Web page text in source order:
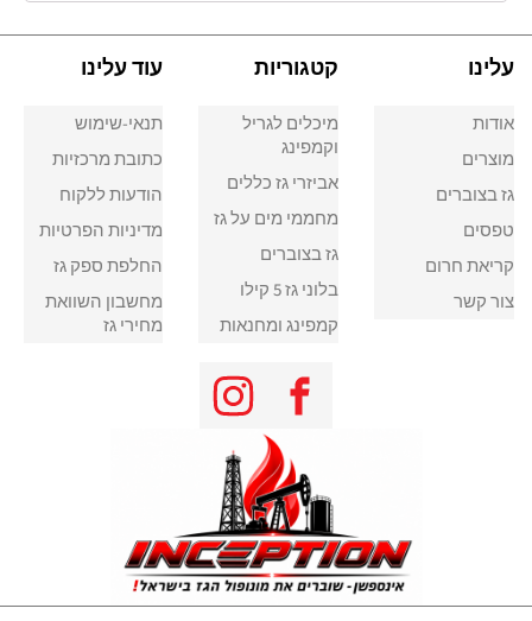
עלינו
אודות
מוצרים
גז בצוברים
טפסים
קריאת חרום
צור קשר
קטגוריות
מיכלים לגריל
וקמפינג
אביזרי גז כללים
מחממי מים על גז
גז בצוברים
בלוני גז 5 קילו
קמפינג ומחנאות
עוד עלינו
תנאי-שימוש
כתובת מרכזיות
הודעות ללקוח
מדיניות הפרטיות
החלפת ספק גז
מחשבון השוואת
מחירי גז